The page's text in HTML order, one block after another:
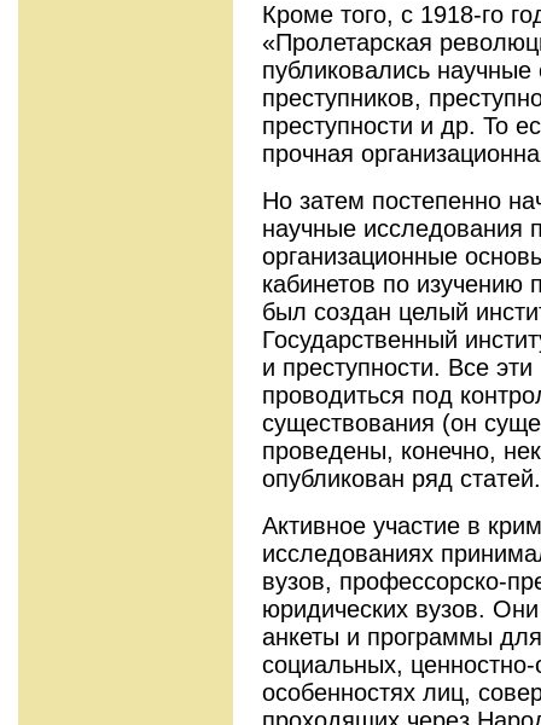
Кроме того, с 1918-го
«Пролетарская
публиковались научные
преступников,
преступности и др. То
прочная
Но затем постепенно
научные исследования
организационные
кабинетов по изучению
был создан целый
Государственный
и преступности. Все
проводиться под
существования (он
проведены, конечно,
опубликован ряд статей.
Активное участие в
исследованиях
вузов, профессорско-
юридических вузов.
анкеты и программы
социальных,
особенностях лиц,